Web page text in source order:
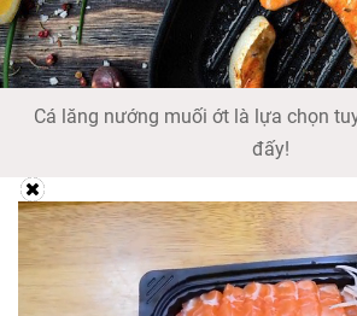
Cá lăng nướng muối ớt là lựa chọn
đấy!